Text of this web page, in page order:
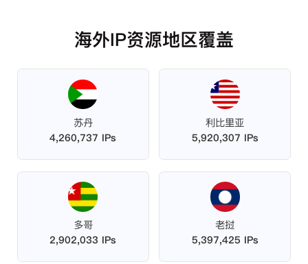
海外IP资源地区覆盖
苏丹
4,260,737 IPs
利比里亚
5,920,307 IPs
多哥
2,902,033 IPs
老挝
5,397,425 IPs